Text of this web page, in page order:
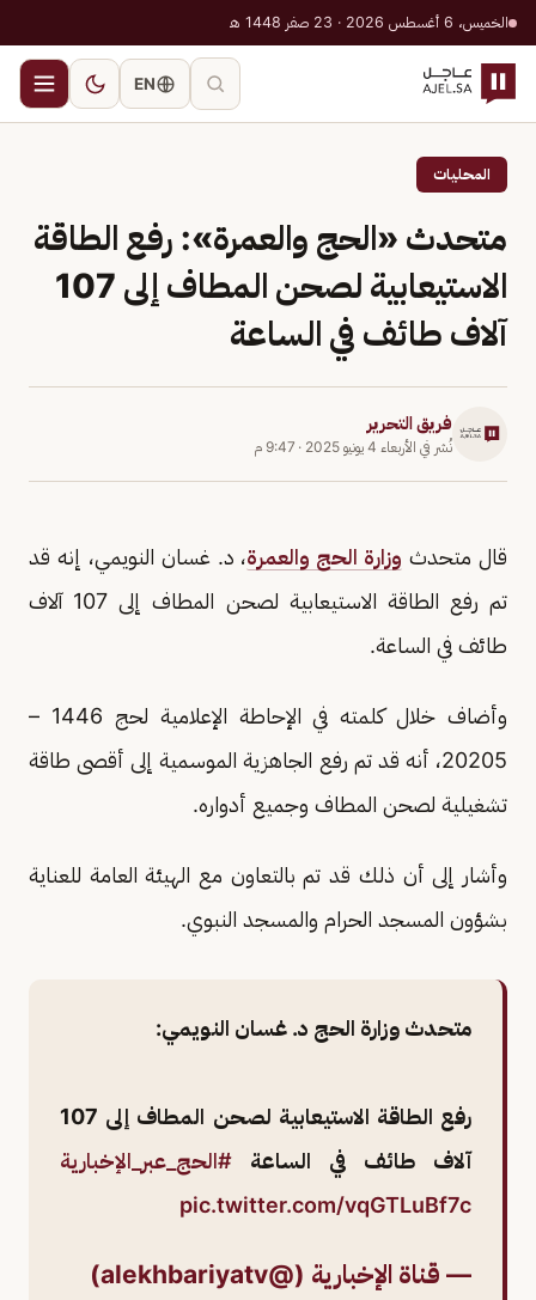
الخميس، 6 أغسطس 2026 · 23 صفر 1448 هـ
EN
المحليات
متحدث «الحج والعمرة»: رفع الطاقة
الاستيعابية لصحن المطاف إلى 107
آلاف طائف في الساعة
فريق التحرير
نُشر في الأربعاء 4 يونيو 2025 · 9:47 م
قال متحدث وزارة الحج والعمرة، د. غسان النويمي، إنه قد
تم رفع الطاقة الاستيعابية لصحن المطاف إلى 107 آلاف
طائف في الساعة.
وأضاف خلال كلمته في الإحاطة الإعلامية لحج 1446 –
20205، أنه قد تم رفع الجاهزية الموسمية إلى أقصى طاقة
تشغيلية لصحن المطاف وجميع أدواره.
وأشار إلى أن ذلك قد تم بالتعاون مع الهيئة العامة للعناية
بشؤون المسجد الحرام والمسجد النبوي.
متحدث وزارة الحج د. غسان النويمي:
رفع الطاقة الاستيعابية لصحن المطاف إلى 107
آلاف طائف في الساعة #الحج_عبر_الإخبارية
pic.twitter.com/vqGTLuBf7c
— قناة الإخبارية (@alekhbariyatv)